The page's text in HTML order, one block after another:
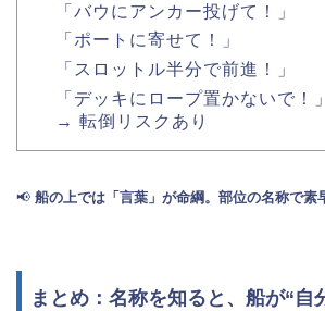
「バウにアンカー投げて！」
「ポートに寄せて！」
「スロットル半分で前進！」
「デッキにロープ置かないで！」
→ 転倒リスクあり
📢 船の上では「言葉」が命綱。部位の名称で素
まとめ：名称を知ると、船が“自